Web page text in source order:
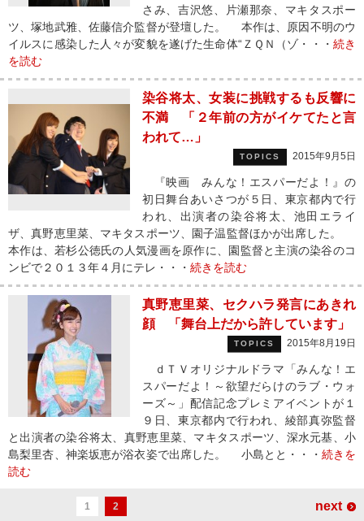
さみ、吉沢悠、片瀬那奈、マキタスポー
ツ、塚地武雅、佐藤信介監督が登壇した。 本作は、原因不明のウ
イルスに感染した人々が変貌を遂げた生命体“ＺＱＮ（ゾ・・・ 続き
を読む
染谷将太、女装に挑戦するも反響に
不満 「２年前の方がイケてたと言
われて…」
TOPICS 2015年9月5日
『映画 みんな！エスパーだよ！』の
初日舞台あいさつが５日、東京都内で行
われ、出演者の染谷将太、池田エライ
ザ、真野恵里菜、マキタスポーツ、園子温監督ほかが出席した。
本作は、若杉公徳氏の人気漫画を原作に、園監督と主演の染谷のコ
ンビで２０１３年４月にテレ・・・ 続きを読む
真野恵里菜、セクハラ発言にあきれ
顔 「舞台上だから許しています」
TOPICS 2015年8月19日
ｄＴＶオリジナルドラマ「みんな！エ
スパーだよ！～欲望だらけのラブ・ウォ
ーズ～」配信記念プレミアイベントが１
９日、東京都内で行われ、綾部真弥監督
と出演者の染谷将太、真野恵里菜、マキタスポーツ、深水元基、小
島梨里杏、神楽坂恵が浴衣姿で出席した。 小島とと・・・ 続きを
読む
1 2 next